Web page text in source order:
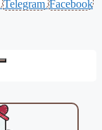
Telegram Facebook